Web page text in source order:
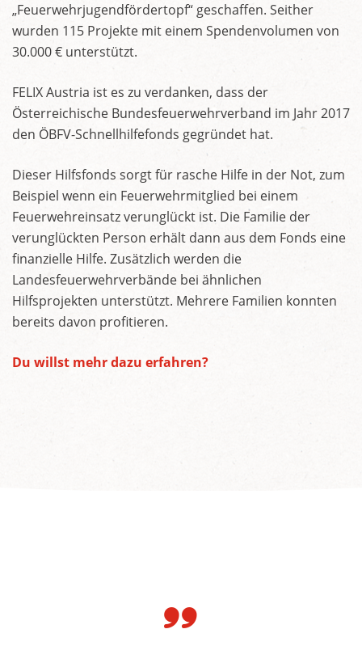
„Feuerwehrjugendfördertopf“ geschaffen. Seither
wurden 115 Projekte mit einem Spendenvolumen von
30.000 € unterstützt.
FELIX Austria ist es zu verdanken, dass der
Österreichische Bundesfeuerwehrverband im Jahr 2017
den ÖBFV-Schnellhilfefonds gegründet hat.
Dieser Hilfsfonds sorgt für rasche Hilfe in der Not, zum
Beispiel wenn ein Feuerwehrmitglied bei einem
Feuerwehreinsatz verunglückt ist. Die Familie der
verunglückten Person erhält dann aus dem Fonds eine
finanzielle Hilfe. Zusätzlich werden die
Landesfeuerwehrverbände bei ähnlichen
Hilfsprojekten unterstützt. Mehrere Familien konnten
bereits davon profitieren.
Du willst mehr dazu erfahren?